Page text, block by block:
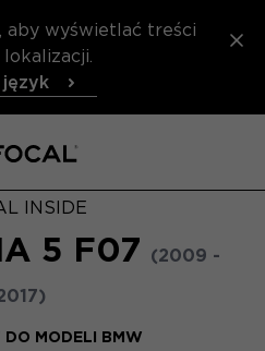
aby wyświetlać treści
język
INSIDE
5 F07 (2009 -
DO MODELI BMW